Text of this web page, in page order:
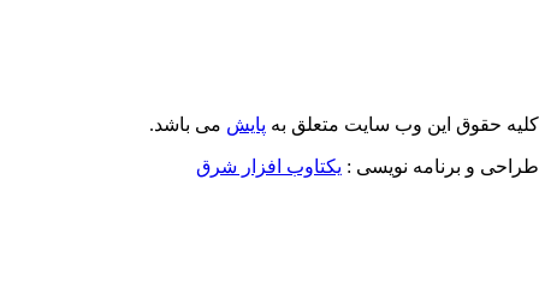
حقوق این وب سایت متعلق بهپایشمی باشد.
و برنامه نویسی : یکتاوب افزار شرق